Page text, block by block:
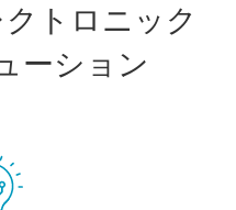
トロニック
ーション